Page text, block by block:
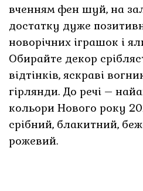
вченням фен шуй, на
достатку дуже
новорічних іграшок і
Обирайте декор
відтінків, яскраві
гірлянди. До речі –
кольори Нового року
срібний, блакитний,
рожевий.